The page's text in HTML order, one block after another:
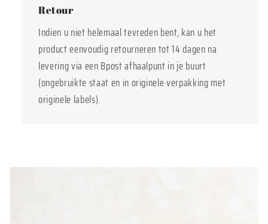
Retour
Indien u niet helemaal tevreden bent, kan u het
product eenvoudig retourneren tot 14 dagen na
levering via een Bpost afhaalpunt in je buurt
(ongebruikte staat en in originele verpakking met
originele labels).